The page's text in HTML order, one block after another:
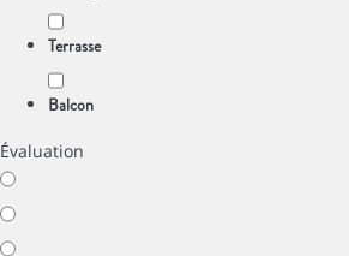
Terrasse
Balcon
Évaluation